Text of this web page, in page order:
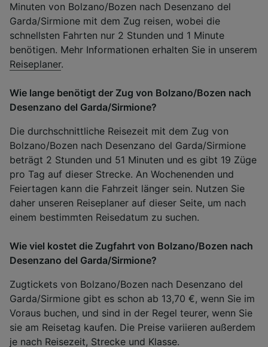
Minuten von Bolzano/Bozen nach Desenzano del
Garda/Sirmione mit dem Zug reisen, wobei die
schnellsten Fahrten nur 2 Stunden und 1 Minute
benötigen. Mehr Informationen erhalten Sie in unserem
Reiseplaner.
Wie lange benötigt der Zug von Bolzano/Bozen nach
Desenzano del Garda/Sirmione?
Die durchschnittliche Reisezeit mit dem Zug von
Bolzano/Bozen nach Desenzano del Garda/Sirmione
beträgt 2 Stunden und 51 Minuten und es gibt 19 Züge
pro Tag auf dieser Strecke. An Wochenenden und
Feiertagen kann die Fahrzeit länger sein. Nutzen Sie
daher unseren Reiseplaner auf dieser Seite, um nach
einem bestimmten Reisedatum zu suchen.
Wie viel kostet die Zugfahrt von Bolzano/Bozen nach
Desenzano del Garda/Sirmione?
Zugtickets von Bolzano/Bozen nach Desenzano del
Garda/Sirmione gibt es schon ab 13,70 €, wenn Sie im
Voraus buchen, und sind in der Regel teurer, wenn Sie
sie am Reisetag kaufen. Die Preise variieren außerdem
je nach Reisezeit, Strecke und Klasse.